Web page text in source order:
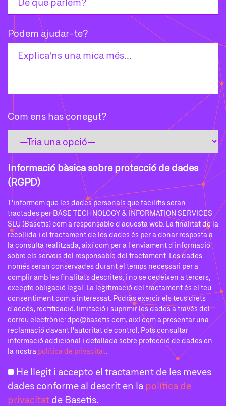
Podem ajudar-te?
Com ens has conegut?
Informació bàsica sobre protecció de dades
(RGPD)
T'informem que les dades personals que facilitis seran
tractades per BASE TECHNOLOGY & INFORMATION SERVICES
SLU (Basetis) com a responsable d'aquesta web. La finalitat de la
recollida i el tractament de les dades és per a donar resposta a
la consulta realitzada, així com per a l'enviament d'informació
sobre els serveis del responsable del tractament. Les dades
només seran conservades durant el temps necessari per a
complir amb les finalitats descrites, i no se cedeixen a tercers,
excepte obligació legal. La legitimació del tractament és el teu
consentiment com a interessat. Podràs exercir els teus drets
d'accés, rectificació, limitació i suprimir les dades a través del
correu electrònic: dpo@basetis.com, així com a presentar una
reclamació davant l'autoritat de control. Pots consultar
informació addicional i detallada sobre protecció de dades en
la nostra política de privacitat
He llegit i accepto el tractament de les meves
dades conforme al descrit en la política de
privacitat de Basetis.